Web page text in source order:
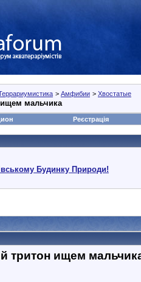
> Амфибии > Хвостатые
ищем мальчика
Реєстрація
Будинку Природи!
тритон ищем